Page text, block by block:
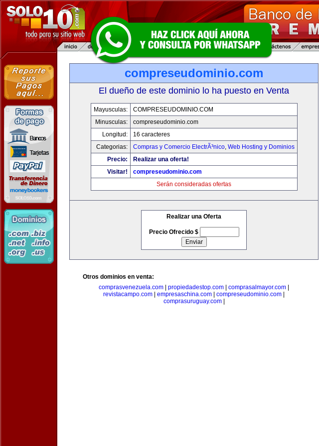
compreseudominio.com
El dueño de este dominio lo ha puesto en Venta
Mayusculas:
COMPRESEUDOMINIO.COM
Minusculas:
compreseudominio.com
Longitud:
16 caracteres
Categorias:
Compras y Comercio ElectrÃ³nico, Web Hosting y Dominios
Precio:
Realizar una oferta!
Visitar!
compreseudominio.com
Serán consideradas ofertas
Realizar una Oferta
Precio Ofrecido $
Otros dominios en venta:
comprasvenezuela.com
propiedadestop.com comprasalmayor.com
revistacampo.com
empresaschina.com compreseudominio.com
comprasuruguay.com|